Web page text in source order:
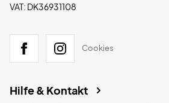
VAT: DK36931108
Cookies
Hilfe & Kontakt